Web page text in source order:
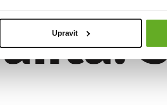
Upravit